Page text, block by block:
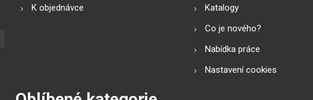
K objednávce
Katalogy
Co je nového?
Nabídka práce
Nastavení cookies